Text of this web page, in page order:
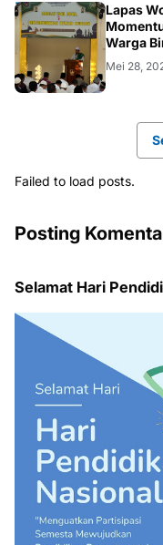
WONOGIRI
Lapas
Warga
Mei 28,
Failed to load posts.
Posting
Selamat Hari